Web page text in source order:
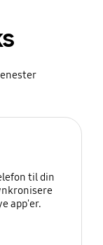
til din
app'er.